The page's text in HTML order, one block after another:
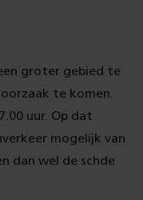
groter gebied te
te komen.
uur. Op dat
mogelijk van
dan wel de schde